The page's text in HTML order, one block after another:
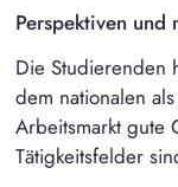
Perspektiven
Die Studierenden
dem nationalen
Arbeitsmarkt gute
Tätigkeitsfelder